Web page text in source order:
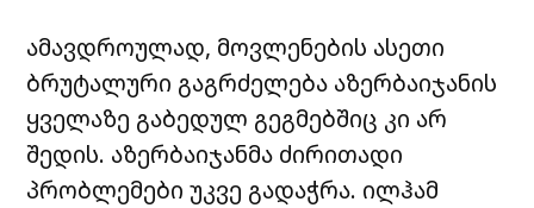
ამავდროულად, მოვლენების ასეთი
ბრუტალური გაგრძელება აზერბაიჯანის
ყველაზე გაბედულ გეგმებშიც კი არ
შედის. აზერბაიჯანმა ძირითადი
პრობლემები უკვე გადაჭრა. ილჰამ